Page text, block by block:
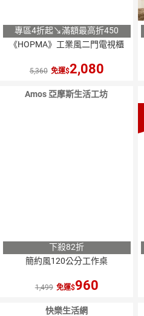
專區4折起↘滿額最高折450
《HOPMA》工業風二門電視櫃
5,360 免運 2,080
Amos 亞摩斯生活工坊
下殺82折
簡約風120公分工作桌
1,499 免運 960
快樂生活網